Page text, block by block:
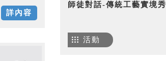
詳內容
師徒對話-傳統工藝實境秀
活動